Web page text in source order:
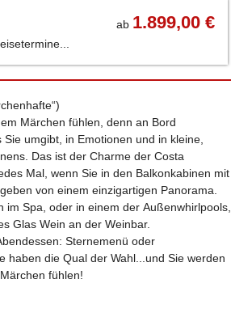
ab 1.899,00 €
Märchen fühlen, denn an Bord
umgibt, in Emotionen und in kleine,
Das ist der Charme der Costa
Mal, wenn Sie in den Balkonkabinen mit
von einem einzigartigen Panorama.
im Spa, oder in einem der Außenwhirlpools,
Glas Wein an der Weinbar.
Sternemenü oder
haben die Qual der Wahl...und Sie werden
fühlen!